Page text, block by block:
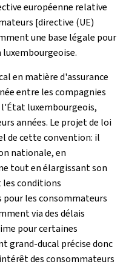
européenne relative
[directive (UE)
une base légale pour
en matière d'assurance
entre les compagnies
l'État luxembourgeois,
années. Le projet de loi
de cette convention: il
nationale, en
tout en élargissant son
conditions
les consommateurs
via des délais
pour certaines
grand-ducal précise donc
des consommateurs